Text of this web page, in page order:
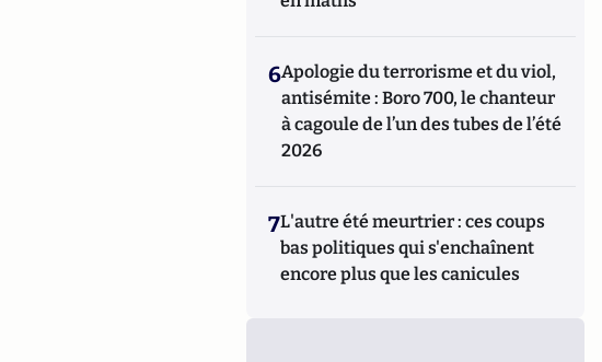
6Apologie du terrorisme et du viol,
antisémite : Boro 700, le chanteur
à cagoule de l’un des tubes de l’été
2026
7L'autre été meurtrier : ces coups
bas politiques qui s'enchaînent
encore plus que les canicules